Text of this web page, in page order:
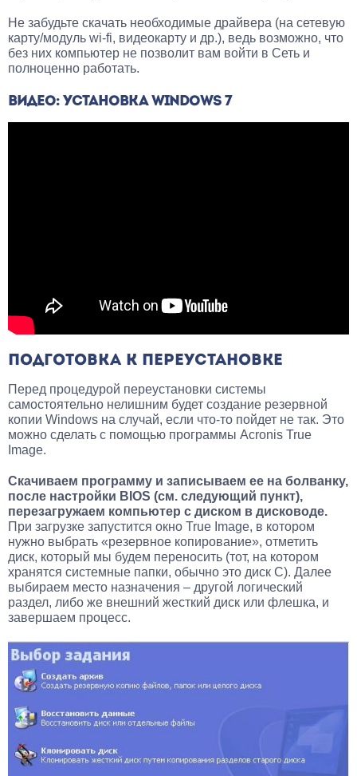
Не забудьте скачать необходимые драйвера (на сетевую
карту/модуль wi-fi, видеокарту и др.), ведь возможно, что
без них компьютер не позволит вам войти в Сеть и
полноценно работать.
ВИДЕО: УСТАНОВКА WINDOWS 7
ПОДГОТОВКА К ПЕРЕУСТАНОВКЕ
Перед процедурой переустановки системы
самостоятельно нелишним будет создание резервной
копии Windows на случай, если что-то пойдет не так. Это
можно сделать с помощью программы Acronis True
Image.
Скачиваем программу и записываем ее на болванку,
после настройки BIOS (см. следующий пункт),
перезагружаем компьютер с диском в дисководе.
При загрузке запустится окно True Image, в котором
нужно выбрать «резервное копирование», отметить
диск, который мы будем переносить (тот, на котором
хранятся системные папки, обычно это диск С). Далее
выбираем место назначения – другой логический
раздел, либо же внешний жесткий диск или флешка, и
завершаем процесс.